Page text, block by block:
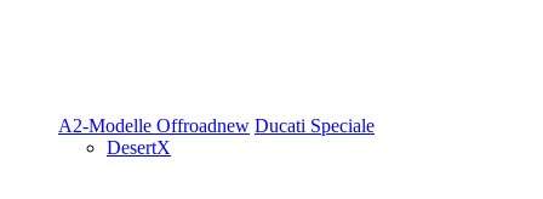
A2-Modelle Offroadnew Ducati Speciale
DesertX